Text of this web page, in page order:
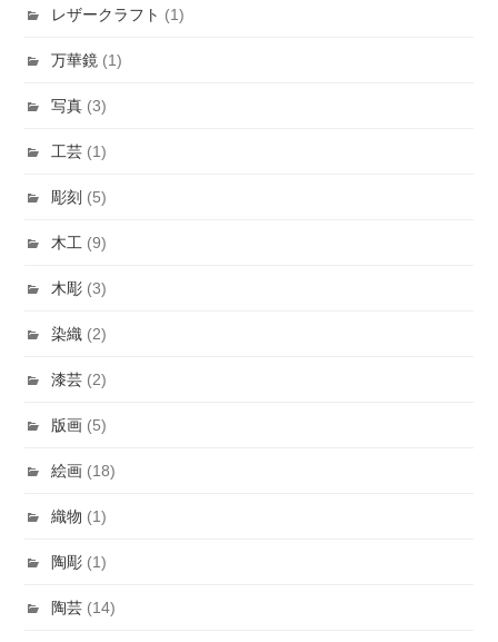
レザークラフト (1)
万華鏡 (1)
写真 (3)
工芸 (1)
彫刻 (5)
木工 (9)
木彫 (3)
染織 (2)
漆芸 (2)
版画 (5)
絵画 (18)
織物 (1)
陶彫 (1)
陶芸 (14)